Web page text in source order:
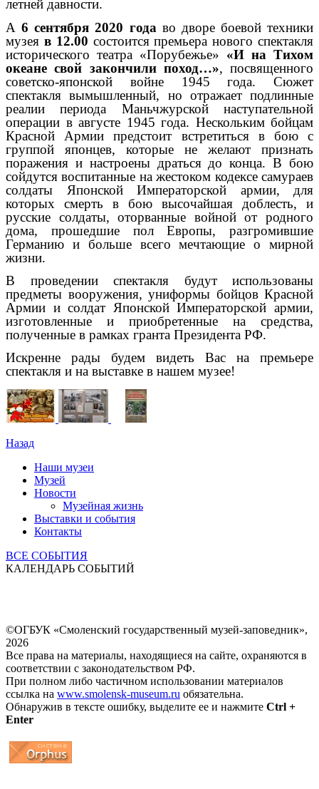
летней давности.
А6 сентября 2020 года во дворе боевой техники
музея в 12.00 состоится премьера нового спектакля
исторического театра «Порубежье» «И на Тихом
океане свой закончили поход…», посвященного
советско-японской войне 1945 года. Сюжет
спектакля вымышленный, но отражает подлинные
реалии периода Маньчжурской наступательной
операции в августе 1945 года. Нескольким бойцам
Красной Армии предстоит встретиться в бою с
группой японцев, которые не желают признать
поражения и настроены драться до конца. В бою
сойдутся воспитанные на жестоком кодексе самураев
солдаты Японской Императорской армии, для
которых смерть в бою высочайшая доблесть, и
русские солдаты, оторванные войной от родного
дома, прошедшие пол Европы, разгромившие
Германию и больше всего мечтающие о мирной
жизни.
В проведении спектакля будут использованы
предметы вооружения, униформы бойцов Красной
Армии и солдат Японской Императорской армии,
изготовленные и приобретенные на средства,
полученные в рамках гранта Президента РФ.
Искренне рады будем видеть Вас на премьере
спектакля и на выставке в нашем музее!
Назад
Наши музеи
Музей
Новости
Музейная жизнь
Выставки и события
Контакты
ВСЕ СОБЫТИЯ
КАЛЕНДАРЬ СОБЫТИЙ
©ОГБУК «Смоленский государственный музей-заповедник»,
2026
Все права на материалы, находящиеся на сайте, охраняются в
соответствии с законодательством РФ.
При полном либо частичном использовании материалов
ссылка на www.smolensk-museum.ru обязательна.
Обнаружив в тексте ошибку, выделите ее и нажмите Ctrl +
Enter